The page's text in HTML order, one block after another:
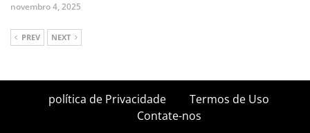
novembro 4, 2025
PREV NEXT
política de Privacidade
Termos de Uso
Contate-nos